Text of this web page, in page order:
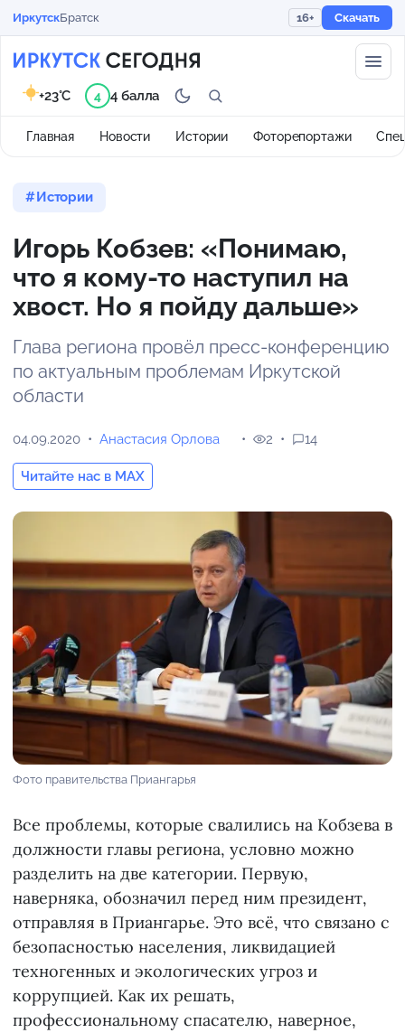
ИркутскБратск 16+ Скачать
Главная Новости Истории Фоторепортажи
+23°C 4 4 балла
Истории
Игорь Кобзев: «Понимаю,
что я кому-то наступил на
хвост. Но я пойду дальше»
Глава региона провёл пресс-конференцию
по актуальным проблемам Иркутской
области
04.09.2020 Анастасия Орлова
Читайте нас в MAX
2 14
Фото правительства Приангарья
Все проблемы, которые свалились на Кобзева в
должности главы региона, условно можно
разделить на две категории. Первую,
наверняка, обозначил перед ним президент,
отправляя в Приангарье. Это всё, что связано с
безопасностью населения, ликвидацией
техногенных и экологических угроз и
коррупцией. Как их решать,
профессиональному спасателю, наверное,